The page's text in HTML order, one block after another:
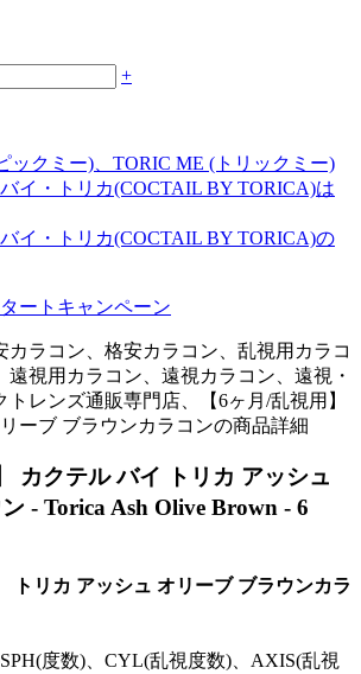
+
カラコン、格安カラコン、乱視用カラコ
遠視用カラコン、遠視カラコン、遠視・
レンズ通販専門店、【6ヶ月/乱視用】
ーブ ブラウンカラコンの商品詳細
カクテル バイ トリカ アッシュ
- Torica Ash Olive Brown - 6
トリカ アッシュ オリーブ ブラウンカラ
度数)、CYL(乱視度数)、AXIS(乱視